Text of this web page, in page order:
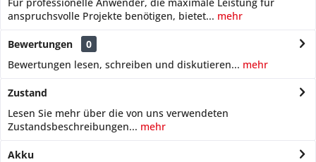
anspruchsvolle Projekte benötigen, bietet... mehr
Bewertungen
0
Bewertungen lesen, schreiben und diskutieren... mehr
Zustand
Lesen Sie mehr über die von uns verwendeten
Zustandsbeschreibungen... mehr
Akku